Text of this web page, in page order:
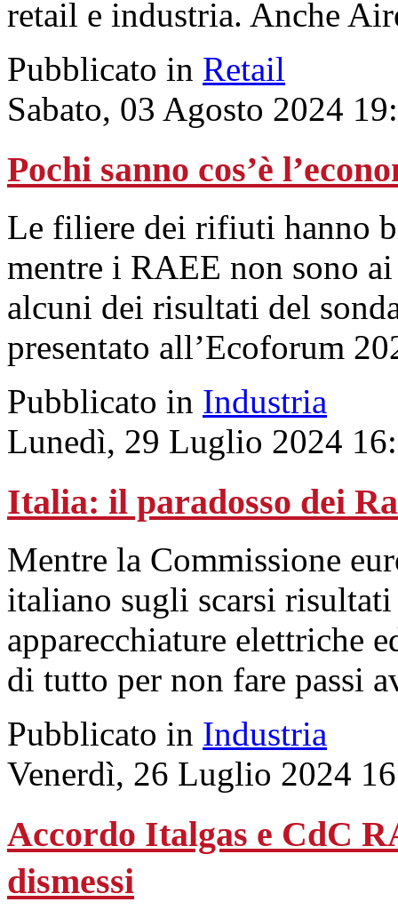
retail e industria. Anche
Pubblicato in Retail
Sabato, 03 Agosto 2024
Pochi sanno cos’è
Le filiere dei rifiuti hanno
mentre i RAEE non sono
alcuni dei risultati del
presentato all’Ecoforum
Pubblicato in Industria
Lunedì, 29 Luglio 2024
Italia: il paradosso dei
Mentre la Commissione
italiano sugli scarsi
apparecchiature elettriche
di tutto per non fare passi
Pubblicato in Industria
Venerdì, 26 Luglio 2024
Accordo Italgas e CdC
dismessi